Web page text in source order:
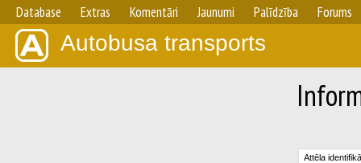
Database Extras Komentāri Jaunumi Palīdzība Forums
Autobusa transports
Attēla